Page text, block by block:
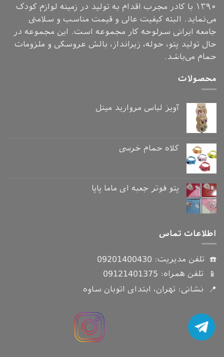
۱۳۹۰ با کادر مجرب اقدام به تولید در زمینه لوازم کودک
می‌نماید. البته کیفیت عالی و قیمت مناسب و سلامتی
جامعه ایرانی سرلوحه کار مجموعه است. این مجموعه در
حال تولید پتو، حوله، زیرانداز، بالش عروسکی و ملزومات
حمام می‌باشد.
محصولات
آویز لباس مروارید مینل
کلاه حمام خرسی
پتو فوتر جعبه ای ماما پاپا
اطلاعات تماس
☎️ تلفن مدیریت: 09201400430
📱 تلفن همراه: 09121401375
📍 نشانی: تهران، ابتدای اتوبان ساوه